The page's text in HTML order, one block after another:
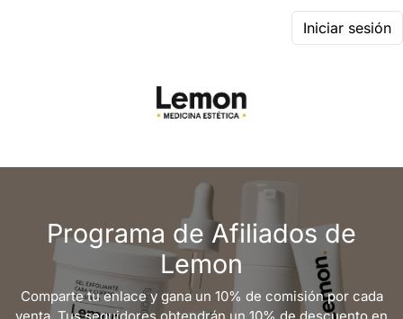
Iniciar sesión
Programa de Afiliados de
Lemon
Comparte tu enlace y gana un 10% de comisión por cada